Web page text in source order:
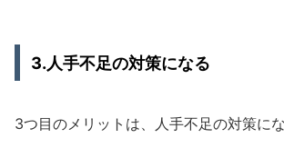
3.人手不足の対策になる
3つ目のメリットは、人手不足の対策にな